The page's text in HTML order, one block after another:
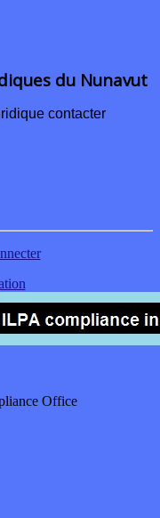
du Nunavut
contacter
Office